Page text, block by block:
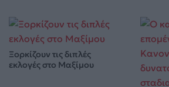
Ξορκίζουν τις διπλές
εκλογές στο Μαξίμου